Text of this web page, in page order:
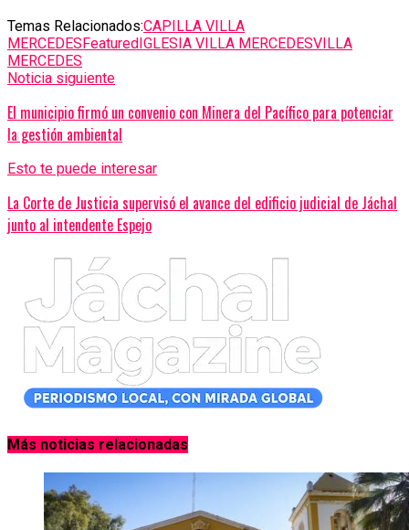
Temas Relacionados:CAPILLA VILLA
MERCEDESFeaturedIGLESIA VILLA MERCEDESVILLA
MERCEDES
Noticia siguiente
El municipio firmó un convenio con Minera del Pacífico para potenciar
la gestión ambiental
Esto te puede interesar
La Corte de Justicia supervisó el avance del edificio judicial de Jáchal
junto al intendente Espejo
Más noticias relacionadas